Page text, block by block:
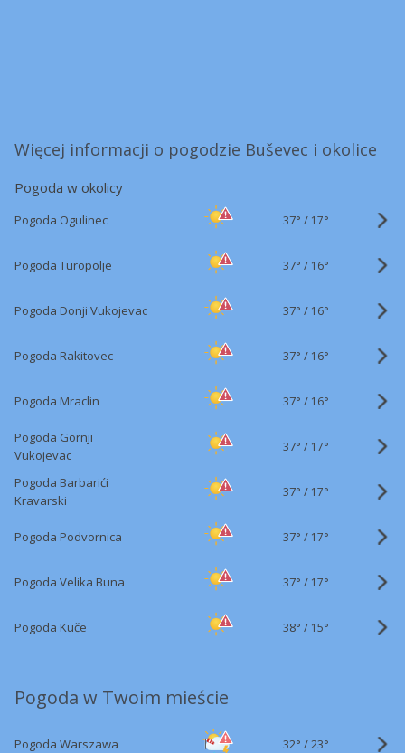
Więcej informacji o pogodzie Buševec i okolice
Pogoda w okolicy
Pogoda Ogulinec 37° / 17°
Pogoda Turopolje 37° / 16°
Pogoda Donji Vukojevac 37° / 16°
Pogoda Rakitovec 37° / 16°
Pogoda Mraclin 37° / 16°
Pogoda Gornji
Vukojevac
37° / 17°
Pogoda Barbarići
Kravarski
37° / 17°
Pogoda Podvornica 37° / 17°
Pogoda Velika Buna 37° / 17°
Pogoda Kuče 38° / 15°
Pogoda w Twoim mieście
Pogoda Warszawa 32° /23°